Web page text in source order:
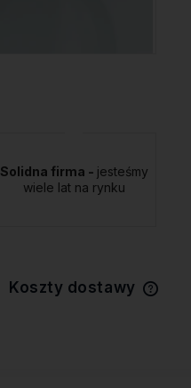
Solidna firma - jesteśmy
wiele lat na rynku
Koszty dostawy